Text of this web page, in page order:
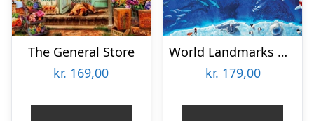
The General Store
kr. 169,00
World Landmarks Globe
kr. 179,00